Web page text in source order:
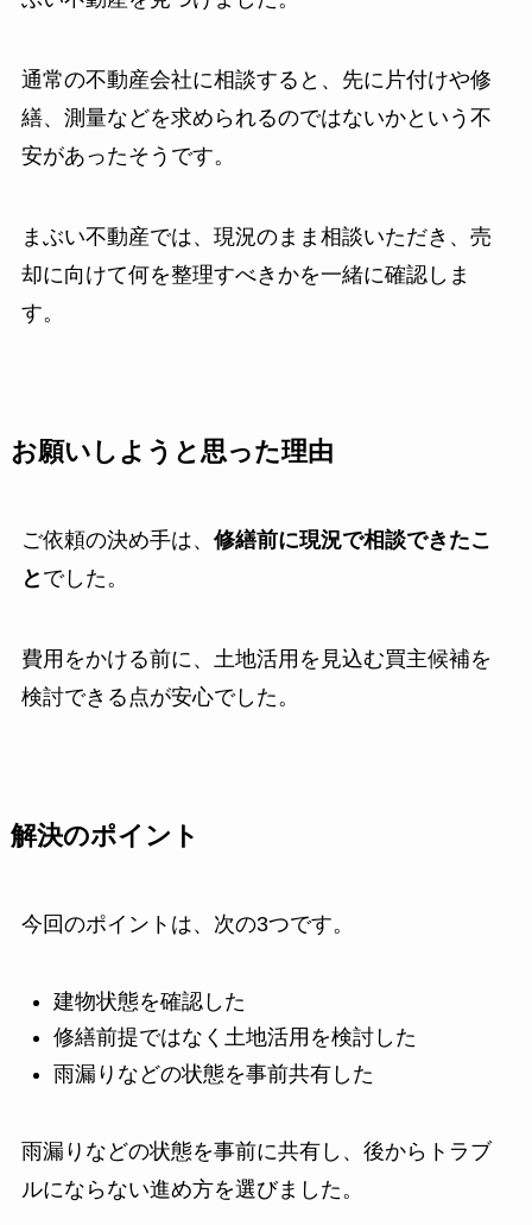
通常の不動産会社に相談すると、先に片付けや修
繕、測量などを求められるのではないかという不
安があったそうです。
まぶい不動産では、現況のまま相談いただき、売
却に向けて何を整理すべきかを一緒に確認しま
す。
お願いしようと思った理由
ご依頼の決め手は、 修繕前に現況で相談できたこ
と でした。
費用をかける前に、土地活用を見込む買主候補を
検討できる点が安心でした。
解決のポイント
今回のポイントは、次の3つです。
建物状態を確認した
修繕前提ではなく土地活用を検討した
雨漏りなどの状態を事前共有した
雨漏りなどの状態を事前に共有し、後からトラブ
ルにならない進め方を選びました。